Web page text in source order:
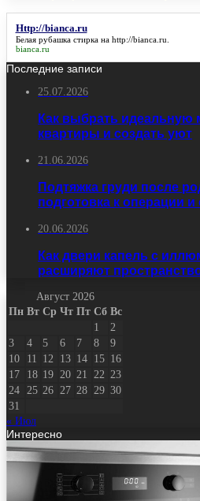
Http://bianca.ru
Белая рубашка стирка на http://bianca.ru
bianca.ru
Последние записи
25.07.2026
Как выбрать идеальную
квартиры и создать уют
21.06.2026
Подтяжка груди после
подготовка к операции
20.06.2026
Как двери капель с
расширяют
Август 2026
Пн Вт Ср Чт Пт Сб Вс
1
2
3
4 5 6 7 8
9
10
11 12 13 14 15 16
17
18 19 20 21 22 23
24 25 26 27 28 29 30
31
« Июл
Интересно